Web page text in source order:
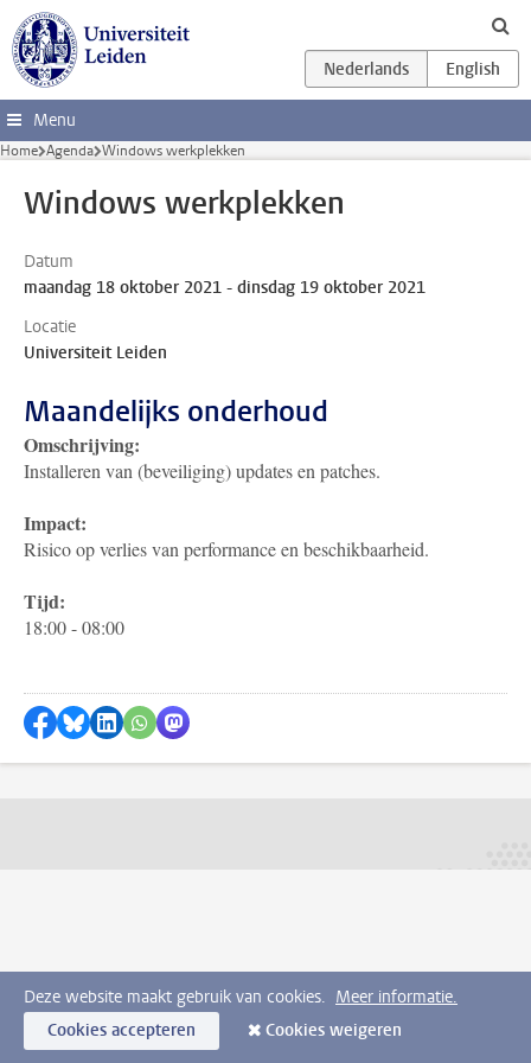
Ga direct naar de inhoud
Menu
Home Agenda Windows werkplekken
Windows werkplekken
Datum
maandag 18 oktober 2021 - dinsdag 19 oktober 2021
Locatie
Universiteit Leiden
Maandelijks onderhoud
Omschrijving:
Installeren van (beveiliging) updates en patches.
Impact:
Risico op verlies van performance en beschikbaarheid.
Tijd:
18:00 - 08:00
Delen op Facebook
Delen via Bluesky
Delen op LinkedIn
Delen via WhatsApp
Delen via Mastodon
Deze website maakt gebruik van cookies. Meer informatie.
Cookies accepteren
Cookies weigeren